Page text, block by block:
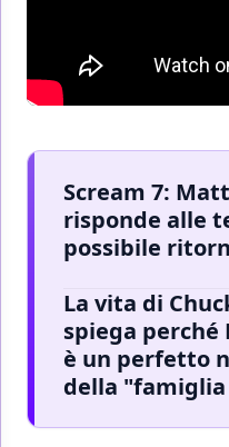
Scream 7:
risponde alle
possibile
La vita di
spiega
è un perfetto
della "famiglia